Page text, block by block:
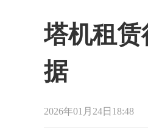
塔机租赁
据
2026年01月24日18:48